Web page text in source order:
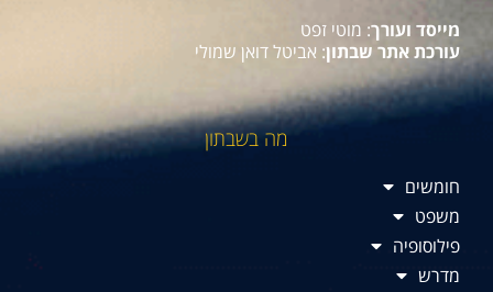
מייסד ועורך: מוטי זפט
עורכת אתר שבתון: אביטל דואן שמולי
מה בשבתון
חומשים
משפט
פילוסופיה
מדרש